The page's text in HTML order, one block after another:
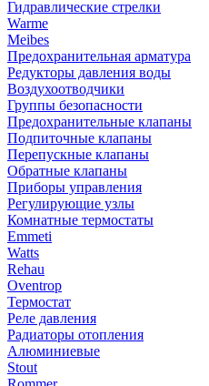
Гидравлические стрелки
Warme
Meibes
Предохранительная арматура
Редукторы давления воды
Воздухоотводчики
Группы безопасности
Предохранительные клапаны
Подпиточные клапаны
Перепускные клапаны
Обратные клапаны
Приборы управления
Регулирующие узлы
Комнатные термостаты
Emmeti
Watts
Rehau
Oventrop
Термостат
Реле давления
Радиаторы отопления
Алюминиевые
Stout